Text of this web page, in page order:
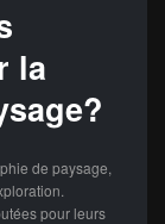
la
de paysage,
pour leurs